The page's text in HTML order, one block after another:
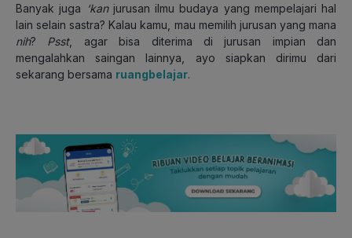
Banyak juga ‘kanjurusan ilmu budaya yang mempelajari hal
lain selain sastra? Kalau kamu, mau memilih jurusan yang mana
nih? Psst, agar bisa diterima di jurusan impian dan
mengalahkan saingan lainnya, ayo siapkan dirimu dari
sekarang bersama ruangbelajar.